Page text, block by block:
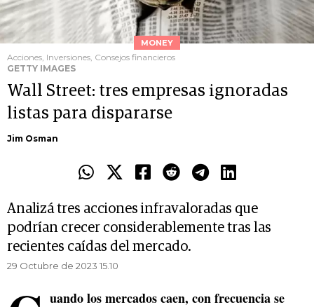
MONEY
Acciones, Inversiones, Consejos financieros
GETTY IMAGES
Wall Street: tres empresas ignoradas
listas para dispararse
Jim Osman
Analizá tres acciones infravaloradas que
podrían crecer considerablemente tras las
recientes caídas del mercado.
29 Octubre de 2023 15.10
uando los mercados caen, con frecuencia se